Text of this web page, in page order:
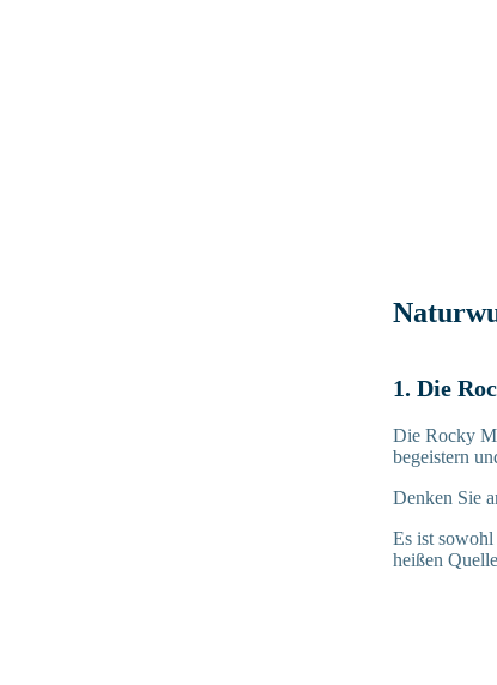
1. Die
Die Rocky
begeistern
Denken Sie
Es ist
heißen